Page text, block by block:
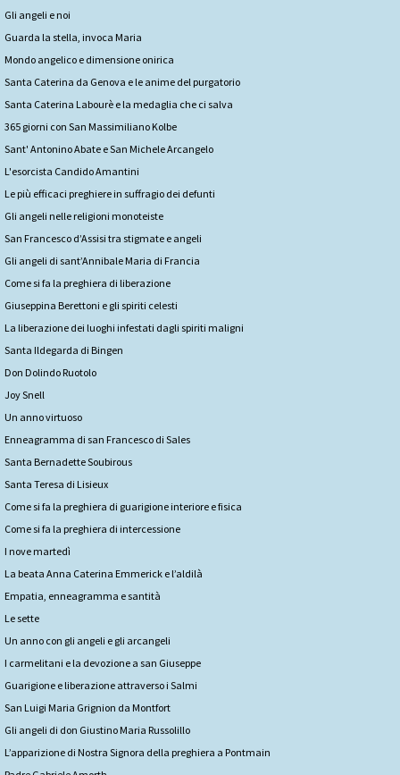
Gli angeli e noi
Guarda la stella, invoca Maria
Mondo angelico e dimensione onirica
Santa Caterina da Genova e le anime del purgatorio
Santa Caterina Labourè e la medaglia che ci salva
365 giorni con San Massimiliano Kolbe
Sant' Antonino Abate e San Michele Arcangelo
L'esorcista Candido Amantini
Le più efficaci preghiere in suffragio dei defunti
Gli angeli nelle religioni monoteiste
San Francesco d’Assisi tra stigmate e angeli
Gli angeli di sant’Annibale Maria di Francia
Come si fa la preghiera di liberazione
Giuseppina Berettoni e gli spiriti celesti
La liberazione dei luoghi infestati dagli spiriti maligni
Santa Ildegarda di Bingen
Don Dolindo Ruotolo
Joy Snell
Un anno virtuoso
Enneagramma di san Francesco di Sales
Santa Bernadette Soubirous
Santa Teresa di Lisieux
Come si fa la preghiera di guarigione interiore e fisica
Come si fa la preghiera di intercessione
I nove martedì
La beata Anna Caterina Emmerick e l’aldilà
Empatia, enneagramma e santità
Le sette
Un anno con gli angeli e gli arcangeli
I carmelitani e la devozione a san Giuseppe
Guarigione e liberazione attraverso i Salmi
San Luigi Maria Grignion da Montfort
Gli angeli di don Giustino Maria Russolillo
L’apparizione di Nostra Signora della preghiera a Pontmain